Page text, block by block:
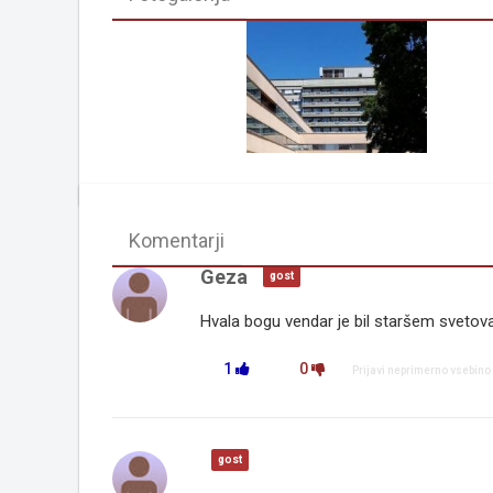
Komentarji
Geza gost
Hvala bogu vendar je bil staršem
1 0 Prijavi neprimerno vsebino
gost